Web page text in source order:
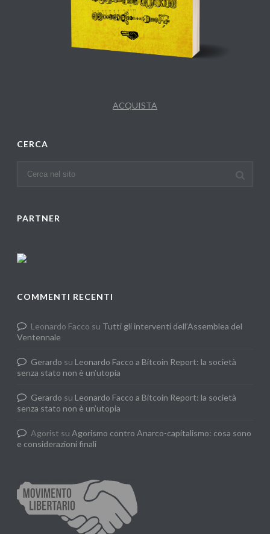
ACQUISTA
CERCA
PARTNER
COMMENTI RECENTI
Leonardo Facco su Tutti gli interventi dell’Assemblea del
Ventennale
Gerardo su Leonardo Facco a Bitcoin Report: la società
senza stato non è un’utopia
Gerardo su Leonardo Facco a Bitcoin Report: la società
senza stato non è un’utopia
Agorist suAgorismo contro Anarco-capitalismo: cosa sono
e considerazioni finali